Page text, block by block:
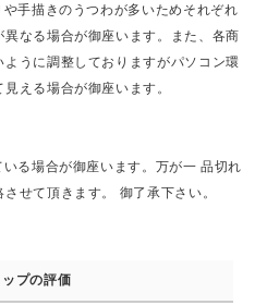
手描きのうつわが多いためそれぞれ
なる場合が御座います。また、各商
うに調整しておりますがパソコン環
える場合が御座います。
る場合が御座います。万が一 品切れ
せて頂きます。 御了承下さい。
ップの評価